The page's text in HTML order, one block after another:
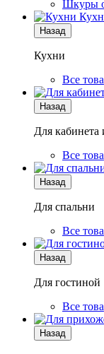
Шкуры
Назад
Кухни
Все
Назад
Для кабинета
Все
Назад
Для спальни
Все
Назад
Для гостиной
Все
Назад